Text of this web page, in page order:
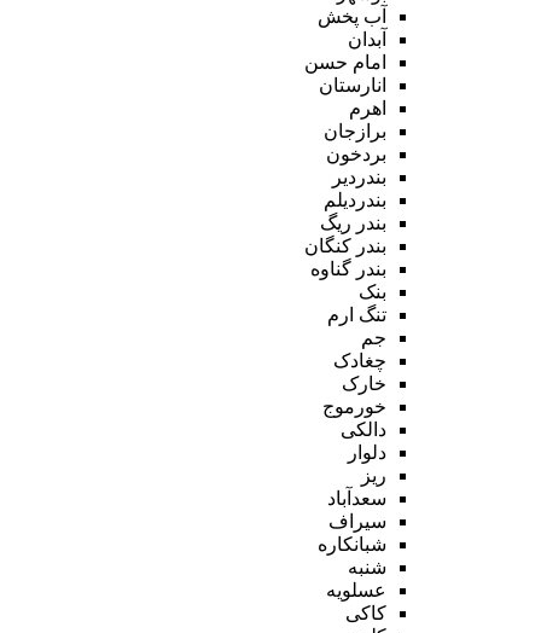
آب پخش
آبدان
امام حسن
انارستان
اهرم
برازجان
بردخون
بندردیر
بندردیلم
بندر ریگ
بندر کنگان
بندر گناوه
بنک
تنگ ارم
جم
چغادک
خارک
خورموج
دالکی
دلوار
ریز
سعدآباد
سیراف
شبانکاره
شنبه
عسلویه
کاکی